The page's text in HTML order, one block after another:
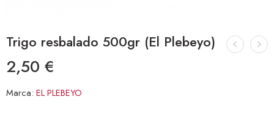
Trigo resbalado 500gr (El Plebeyo)
2,50 €
Marca: EL PLEBEYO